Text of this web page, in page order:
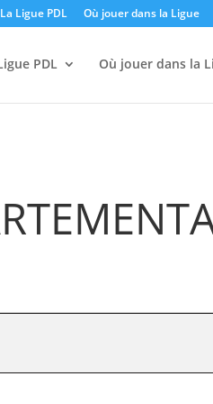
La Ligue PDL Où jouer dans la Ligue
PDL Où jouer dans la